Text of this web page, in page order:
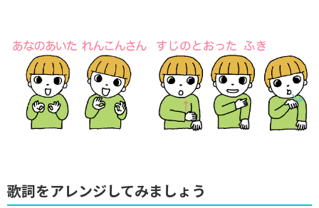
歌詞をアレンジしてみましょう